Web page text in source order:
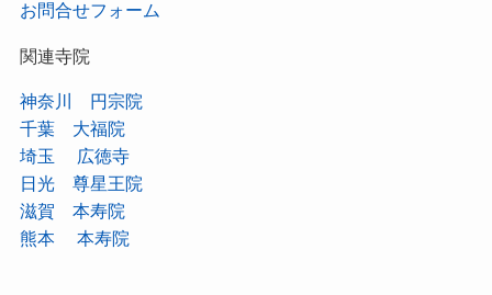
お問合せフォーム
関連寺院
神奈川 円宗院
千葉 大福院
埼玉 広徳寺
日光 尊星王院
滋賀 本寿院
熊本 本寿院